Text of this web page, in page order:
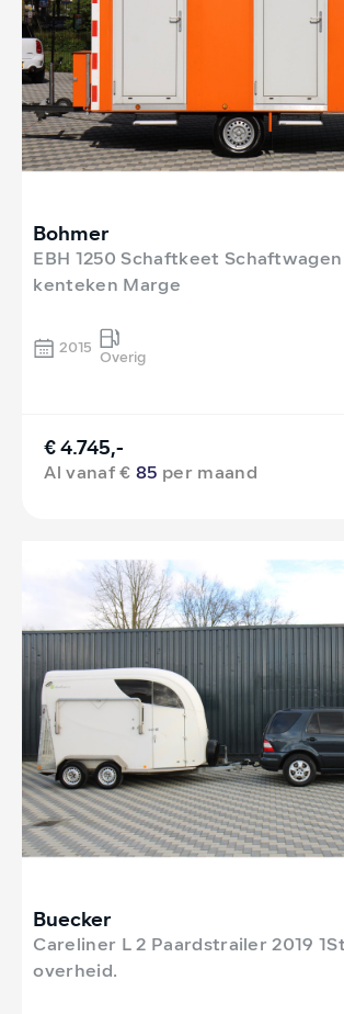
Bohmer
EBH 1250 Schaftkeet
kenteken Marge
2015 Overig
€ 4.745,-
Al vanaf €85 per maand
Buecker
Careliner L 2 Paardstrailer 2019
overheid.